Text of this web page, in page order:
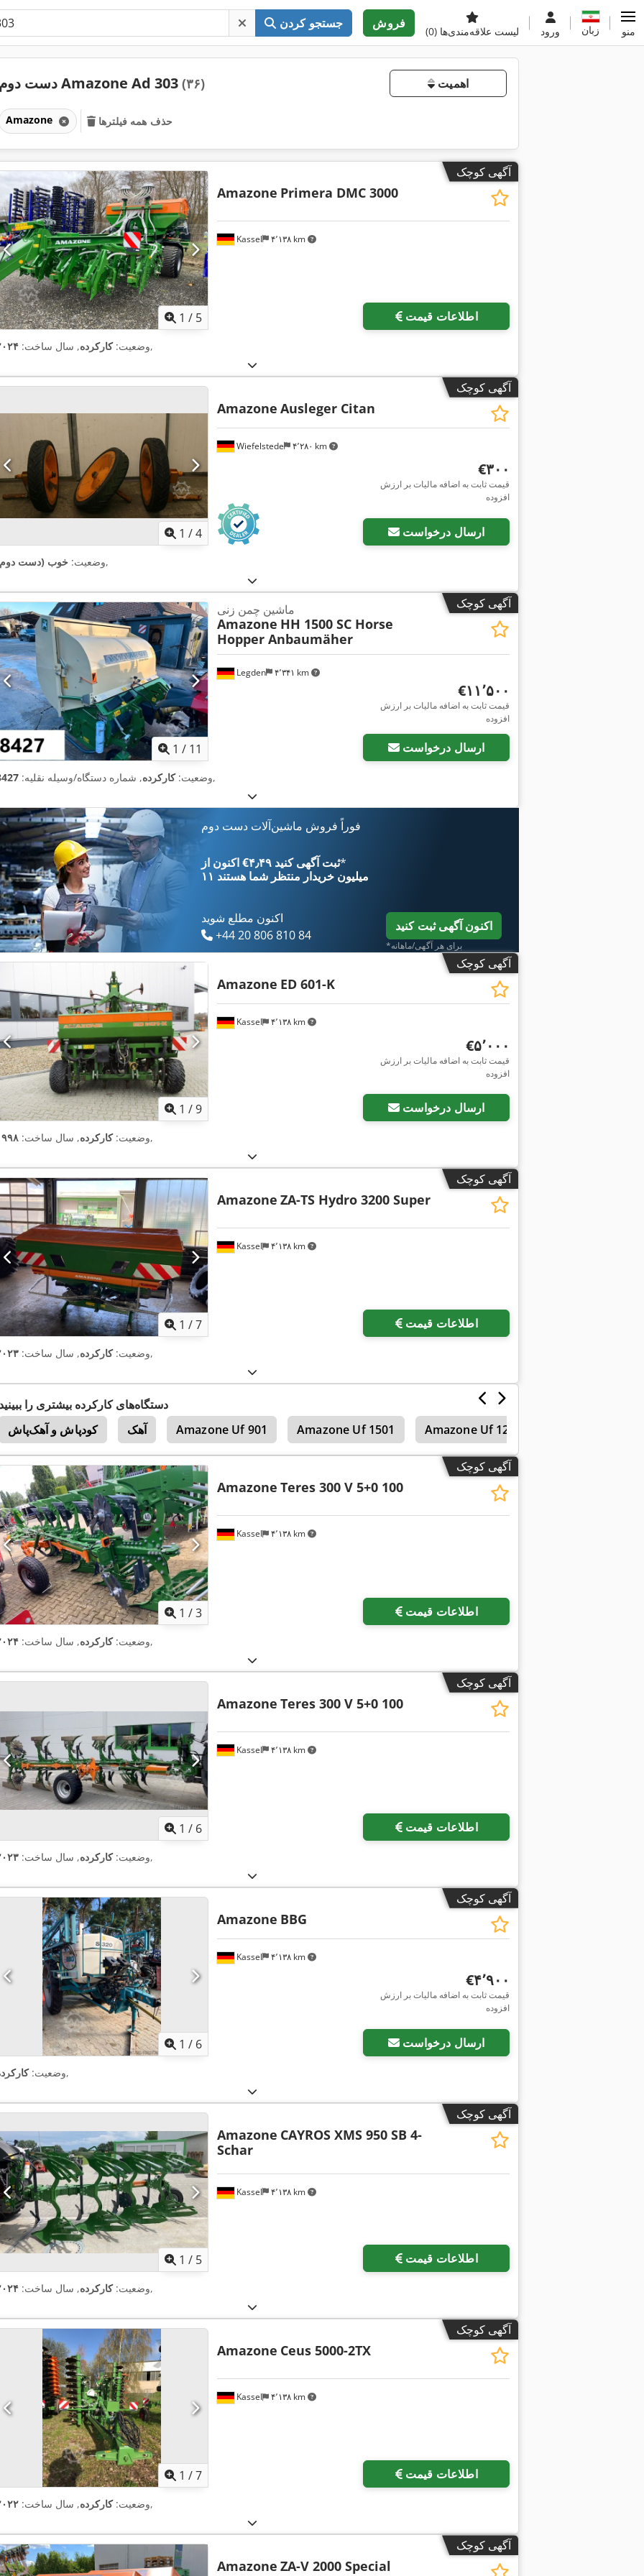
جستجو کردن فروش
لیست علاقه‌مندی‌ها (0) ورود زبان منو
دست دوم Amazone Ad 303 (۳۶) اهمیت
Amazone حذف همه فیلترها
آگهی کوچک
1 / 5
Kassel ۴٬۱۳۸ km
Amazone Primera DMC 3000
اطلاعات قیمت
وضعیت:کارکرده, سال ساخت: ,
آگهی کوچک
1 /4
Wiefelstede ۴٬۲۸۰ km
Amazone Ausleger Citan
‎€۳۰۰
قیمت ثابت به اضافه مالیات بر ارزش
افزوده
ارسال درخواست
وضعیت: خوب (دست ,
آگهی کوچک
1 / 11
Legden ۴٬۳۴۱ km
ماشین چمن زنی
Amazone HH 1500 SC Horse
Hopper Anbaumäher
‎€۱۱٬۵۰۰
قیمت ثابت به اضافه مالیات بر ارزش
افزوده
ارسال درخواست
وضعیت:کارکرده, شماره دستگاه/وسیله نقلیه: ,
فوراً فروش ماشین‌آلات دست دوم
اکنون از ‎€۴٫۴۹ ثبت آگهی کنید*
۱۱ میلیون خریدار منتظر شما هستند
اکنون مطلع شوید
+44 20 806 810 84
اکنون آگهی ثبت کنید
*برای هر آگهی/ماهانه
آگهی کوچک
1 /9
Kassel ۴٬۱۳۸ km
Amazone ED 601-K
‎€۵٬۰۰۰
قیمت ثابت به اضافه مالیات بر ارزش
افزوده
ارسال درخواست
وضعیت:کارکرده, سال ساخت: ,
آگهی کوچک
1 /7
Kassel ۴٬۱۳۸ km
Amazone ZA-TS Hydro 3200 Super
اطلاعات قیمت
وضعیت:کارکرده, سال ساخت: ,
دستگاه‌های کارکرده بیشتری را ببینید
کودپاش و آهک‌پاش
آهک Amazone Uf 901 Amazone Uf 1501 Amazone Uf 1201
آگهی کوچک
1 /3
Kassel ۴٬۱۳۸ km
Amazone Teres 300 V 5+0 100
اطلاعات قیمت
وضعیت:کارکرده, سال ساخت: ,
آگهی کوچک
1 / 6
Kassel ۴٬۱۳۸ km
Amazone Teres 300 V 5+0 100
اطلاعات قیمت
وضعیت:کارکرده, سال ساخت: ,
آگهی کوچک
1 / 6
Kassel ۴٬۱۳۸ km
Amazone BBG
‎€۴٬۹۰۰
قیمت ثابت به اضافه مالیات بر ارزش
افزوده
ارسال درخواست
وضعیت:,
آگهی کوچک
1 / 5
Kassel ۴٬۱۳۸ km
Amazone CAYROS XMS 950 SB 4-
Schar
اطلاعات قیمت
وضعیت:کارکرده, سال ساخت: ,
آگهی کوچک
1 /7
Kassel ۴٬۱۳۸ km
Amazone Ceus 5000-2TX
اطلاعات قیمت
وضعیت:کارکرده, سال ساخت: ,
آگهی کوچک
Amazone ZA-V 2000 Special